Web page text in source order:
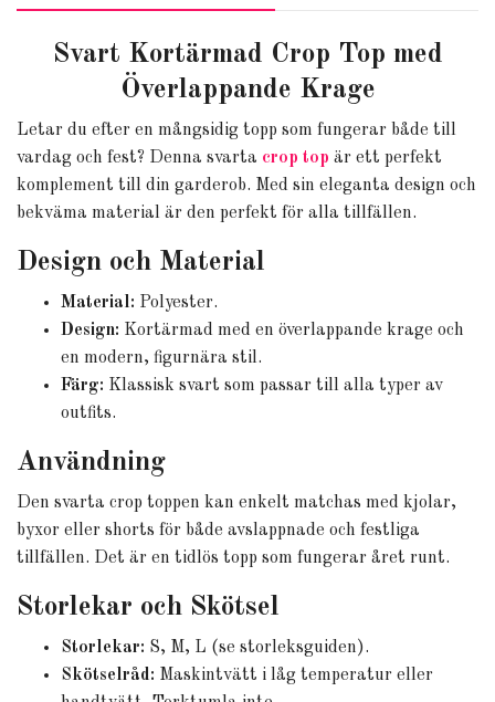
Svart Kortärmad Crop Top med
Överlappande Krage
Letar du efter en mångsidig topp som fungerar både till
vardag och fest? Denna svarta crop top är ett perfekt
komplement till din garderob. Med sin eleganta design och
bekväma material är den perfekt för alla tillfällen.
Design och Material
Material: Polyester.
Design: Kortärmad med en överlappande krage och
en modern, figurnära stil.
Färg: Klassisk svart som passar till alla typer av
outfits.
Användning
Den svarta crop toppen kan enkelt matchas med kjolar,
byxor eller shorts för både avslappnade och festliga
tillfällen. Det är en tidlös topp som fungerar året runt.
Storlekar och Skötsel
Storlekar: S, M, L (se storleksguiden).
Skötselråd: Maskintvätt i låg temperatur eller